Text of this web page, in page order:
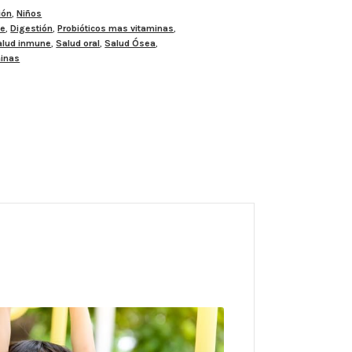
,Niños
,Digestión ,Probióticos mas vitaminas
inmune ,Salud oral ,Salud Ósea